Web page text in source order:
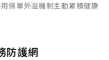
保單外溢機制主動累積健康
防護網